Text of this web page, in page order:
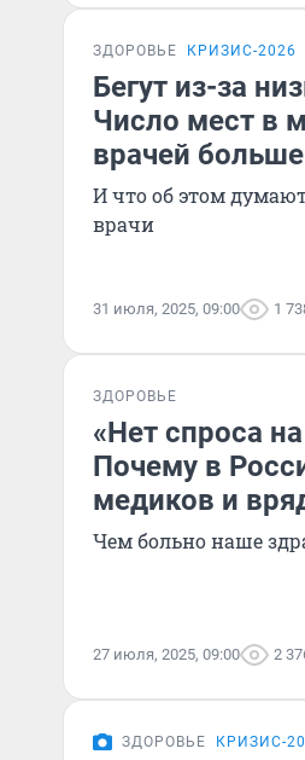
ЗДОРОВЬЕ КРИЗИС-2026
Бегут из-за
Число мест в
врачей
И что об этом
врачи
31 июля, 2025, 09:00 1
ЗДОРОВЬЕ
«Нет спроса
Почему в
медиков и
Чем больно наше
27 июля, 2025, 09:00 2
ЗДОРОВЬЕ КРИЗИС-